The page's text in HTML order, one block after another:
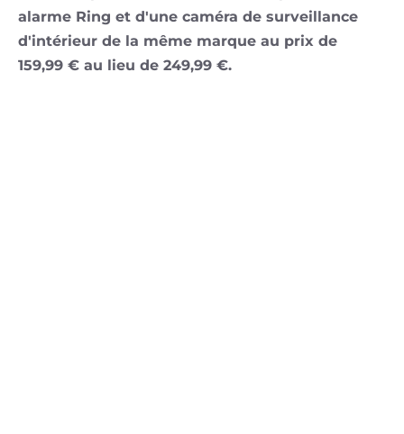
alarme Ring et d'une caméra de surveillance
d'intérieur de la même marque au prix de
159,99 € au lieu de 249,99 €.